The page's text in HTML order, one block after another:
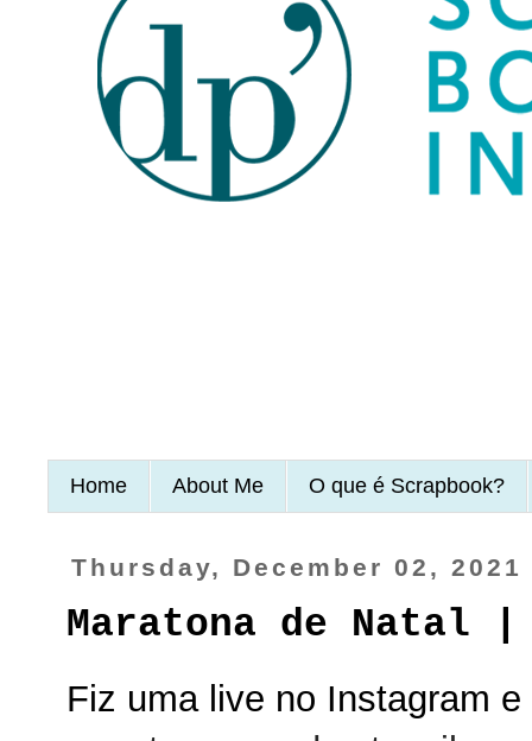
Home About Me O que é Scrapbook?
Thursday, December 02, 2021
Maratona de Natal
Fiz uma live no Instagram e